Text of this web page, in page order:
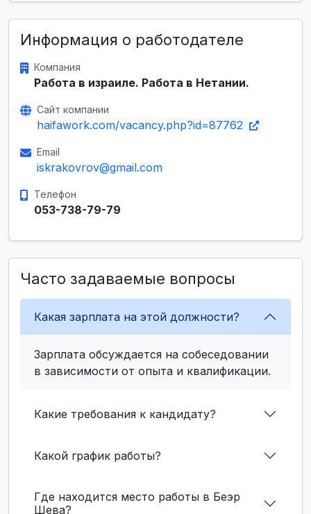
Информация о работодателе
Компания
Работа в израиле. Работа в Нетании.
Сайт компании
haifawork.com/vacancy.php?id=87762
Email
iskrakovrov@gmail.com
Телефон
053-738-79-79
Часто задаваемые вопросы
Какая зарплата на этой должности?
Зарплата обсуждается на собеседовании
в зависимости от опыта и квалификации.
Какие требования к кандидату?
Какой график работы?
Где находится место работы в Беэр
Шева?